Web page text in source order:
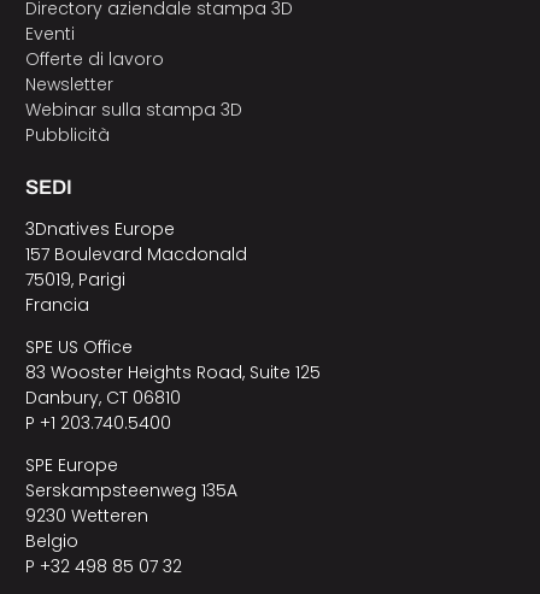
Directory aziendale stampa 3D
Eventi
Offerte di lavoro
Newsletter
Webinar sulla stampa 3D
Pubblicità
SEDI
3Dnatives Europe
157 Boulevard Macdonald
75019, Parigi
Francia
SPE US Office
83 Wooster Heights Road, Suite 125
Danbury, CT 06810
P +1 203.740.5400
SPE Europe
Serskampsteenweg 135A
9230 Wetteren
Belgio
P +32 498 85 07 32